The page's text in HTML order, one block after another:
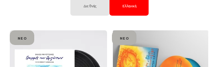
Διεθνής Ελληνική
ΝΈΟ ΝΈΟ